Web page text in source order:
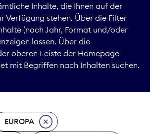
Digitales
Kommunikation
Marktdaten
Nachhaltigkeit
Inhalte, die Ihnen auf der
Verfügung stehen. Über die Filter
(nach Jahr, Format und/oder
lassen. Über die
oberen Leiste der Homepage
mit Begriffen nach Inhalten suchen.
EUROPA